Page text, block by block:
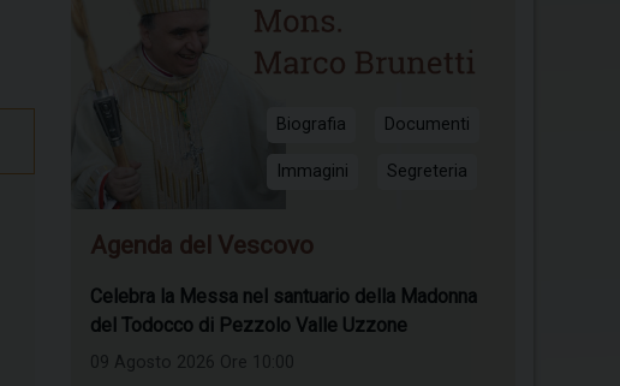
Biografia Documenti
Immagini Segreteria
Agenda del Vescovo
Celebra la Messa nel santuario della Madonna
del Todocco di Pezzolo Valle Uzzone
09 Agosto 2026 Ore 10:00